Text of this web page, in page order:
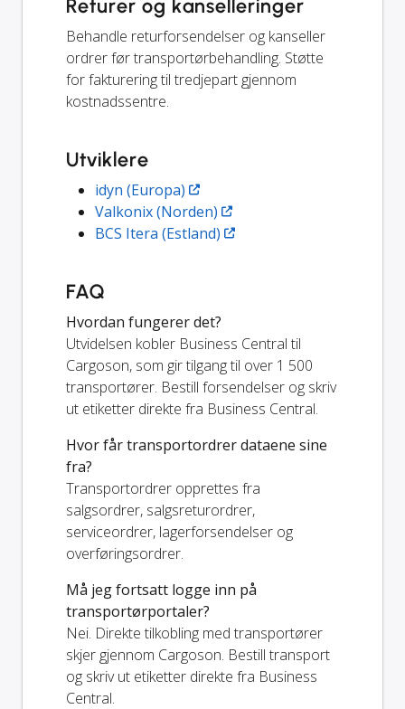
Returer og kanselleringer
Behandle returforsendelser og kanseller
ordrer før transportørbehandling. Støtte
for fakturering til tredjepart gjennom
kostnadssentre.
Utviklere
idyn (Europa)
Valkonix (Norden)
BCS Itera (Estland)
FAQ
Hvordan fungerer det?
Utvidelsen kobler Business Central til
Cargoson, som gir tilgang til over 1 500
transportører. Bestill forsendelser og skriv
ut etiketter direkte fra Business Central.
Hvor får transportordrer dataene sine
fra?
Transportordrer opprettes fra
salgsordrer, salgsreturordrer,
serviceordrer, lagerforsendelser og
overføringsordrer.
Må jeg fortsatt logge inn på
transportørportaler?
Nei. Direkte tilkobling med transportører
skjer gjennom Cargoson. Bestill transport
og skriv ut etiketter direkte fra Business
Central.